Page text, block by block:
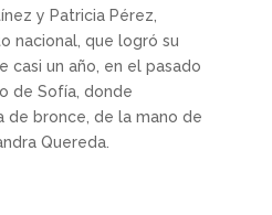
y Patricia Pérez,
nacional, que logró su
casi un año, en el pasado
de Sofía, donde
de bronce, de la mano de
Quereda.